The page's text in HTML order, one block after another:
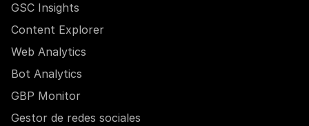
GSC Insights
Content Explorer
Web Analytics
Bot Analytics
GBP Monitor
Gestor de redes sociales